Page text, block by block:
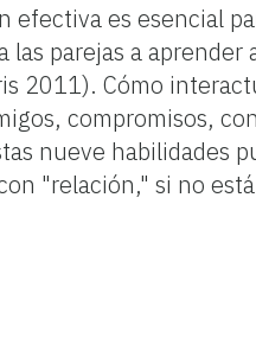
efectiva es esencial
las parejas a
2011). Cómo
compromisos,
nueve habilidades
"relación," si no